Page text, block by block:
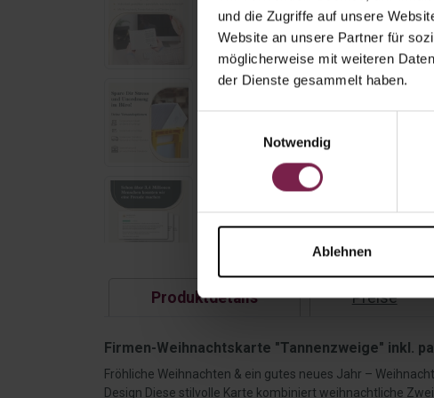
und die Zugriffe auf unsere
Website an unsere Partner für
möglicherweise mit weiteren
der Dienste gesammelt haben.
Notwendig
Ablehnen
Produktdetails Preise
Firmen-Weihnachtskarte "Tannenzweige" inkl.
Fröhliche Weihnachten & ein gutes neues Jahr –
Design Diese stilvolle Karte kombiniert weihnachtliche